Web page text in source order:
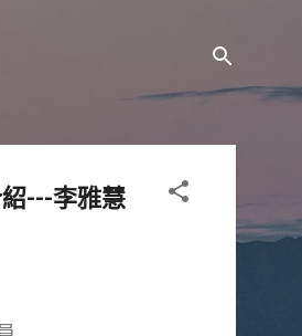
---李雅慧